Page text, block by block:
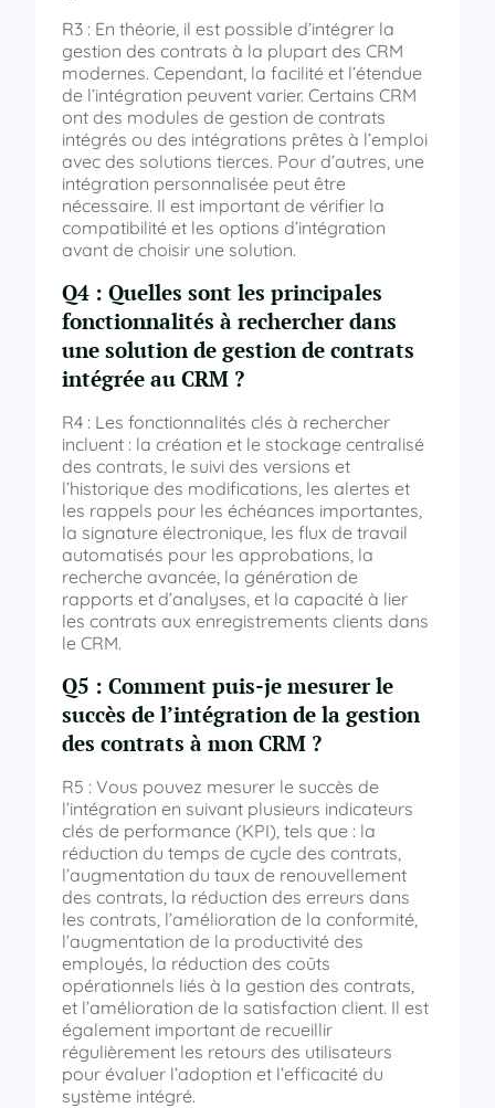
R3 : En théorie, il est possible d’intégrer la
gestion des contrats à la plupart des CRM
modernes. Cependant, la facilité et l’étendue
de l’intégration peuvent varier. Certains CRM
ont des modules de gestion de contrats
intégrés ou des intégrations prêtes à l’emploi
avec des solutions tierces. Pour d’autres, une
intégration personnalisée peut être
nécessaire. Il est important de vérifier la
compatibilité et les options d’intégration
avant de choisir une solution.
Q4 : Quelles sont les principales
fonctionnalités à rechercher dans
une solution de gestion de contrats
intégrée au CRM ?
R4 : Les fonctionnalités clés à rechercher
incluent : la création et le stockage centralisé
des contrats, le suivi des versions et
l’historique des modifications, les alertes et
les rappels pour les échéances importantes,
la signature électronique, les flux de travail
automatisés pour les approbations, la
recherche avancée, la génération de
rapports et d’analyses, et la capacité à lier
les contrats aux enregistrements clients dans
le CRM.
Q5 : Comment puis-je mesurer le
succès de l’intégration de la gestion
des contrats à mon CRM ?
R5 : Vous pouvez mesurer le succès de
l’intégration en suivant plusieurs indicateurs
clés de performance (KPI), tels que : la
réduction du temps de cycle des contrats,
l’augmentation du taux de renouvellement
des contrats, la réduction des erreurs dans
les contrats, l’amélioration de la conformité,
l’augmentation de la productivité des
employés, la réduction des coûts
opérationnels liés à la gestion des contrats,
et l’amélioration de la satisfaction client. Il est
également important de recueillir
régulièrement les retours des utilisateurs
pour évaluer l’adoption et l’efficacité du
système intégré.